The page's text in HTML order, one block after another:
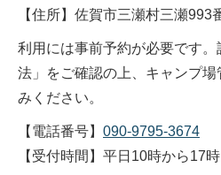
【住所】佐賀市三瀬村三瀬993
利用には事前予約が必要です
法」をご確認の上、キャンプ
みください。
【電話番号】 090-9795-3674
【受付時間】平日10時から17